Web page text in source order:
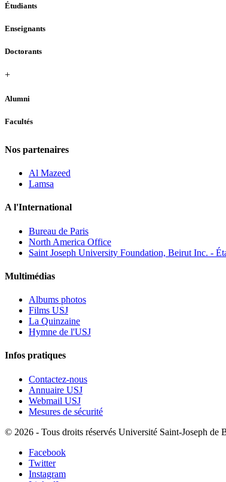
Étudiants
Enseignants
Doctorants
+
Alumni
Facultés
Nos partenaires
Al Mazeed
Lamsa
A l'International
Bureau de Paris
North America Office
Saint Joseph University Foundation, Beirut Inc. -
Multimédias
Albums photos
Films USJ
La Quinzaine
Hymne de l'USJ
Infos pratiques
Contactez-nous
Annuaire USJ
Webmail USJ
Mesures de sécurité
© 2026 - Tous droits réservés Université Saint-Joseph de
Facebook
Twitter
Instagram